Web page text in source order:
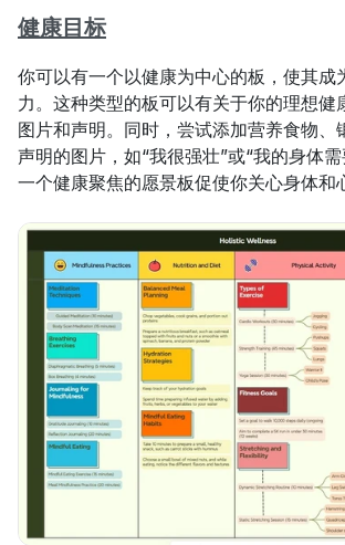
健康目标
你可以有一个以健康为中心的板，使其成
力。这种类型的板可以有关于你的理想健
图片和声明。同时，尝试添加营养食物、
声明的图片，如“我很强壮”或“我的身体需
一个健康聚焦的愿景板促使你关心身体和